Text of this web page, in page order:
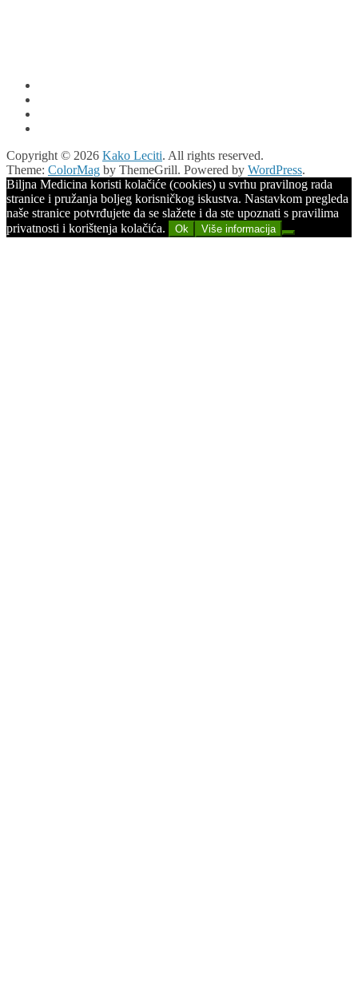
Copyright © 2026 Kako Leciti. All rights reserved.
Theme: ColorMag by ThemeGrill. Powered by WordPress.
Biljna Medicina koristi kolačiće (cookies) u svrhu pravilnog rada
stranice i pružanja boljeg korisničkog iskustva. Nastavkom pregleda
naše stranice potvrđujete da se slažete i da ste upoznati s pravilima
privatnosti i korištenja kolačića.
Ok Više informacija